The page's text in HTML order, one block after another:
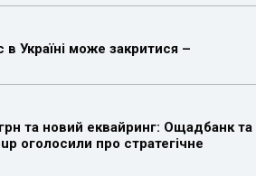
в Україні може закритися –
та новий еквайринг: Ощадбанк та
оголосили про стратегічне